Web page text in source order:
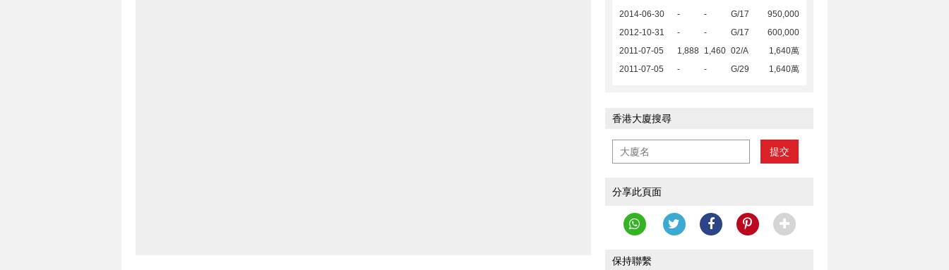
2014-06-30
- - G/17
950,000
2012-10-31
- - G/17
600,000
2011-07-05
1,888 1,460 02/A
1,640萬
2011-07-05
- - G/29 1,640萬
香港大廈搜尋
提交
分享此頁面
保持聯繫